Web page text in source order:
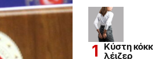
Κύστη
λέιζερ